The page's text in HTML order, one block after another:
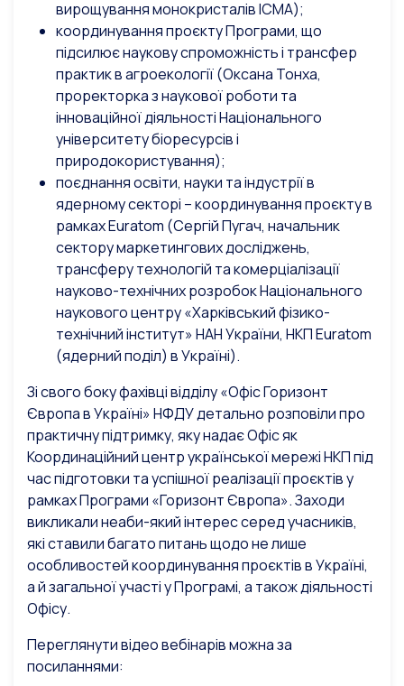
вирощування монокристалів ІСМА);
координування проєкту Програми, що
підсилює наукову спроможність і трансфер
практик в агроекології (Оксана Тонха,
проректорка з наукової роботи та
інноваційної діяльності Національного
університету біоресурсів і
природокористування);
поєднання освіти, науки та індустрії в
ядерному секторі – координування проєкту в
рамках Euratom (Сергій Пугач, начальник
сектору маркетингових досліджень,
транcферу технологій та комерціалізації
науково-технічних розробок Національного
наукового центру «Харківський фізико-
технічний інститут» НАН України, НКП Euratom
(ядерний поділ) в Україні).
Зі свого боку фахівцівідділу «Офіс Горизонт
Європа в Україні» НФДУдетально розповіли про
практичну підтримку, яку надає Офіс як
Координаційний центр української мережі НКП під
час підготовки та успішної реалізації проєктів у
рамках Програми «Горизонт Європа».Заходи
викликали неаби-який інтерес серед учасників,
які ставили багато питань щодо не лише
особливостей координування проєктів в Україні,
а й загальної участі у Програмі, а також діяльності
Офісу.
Переглянути відео вебінарів можна за
посиланнями: